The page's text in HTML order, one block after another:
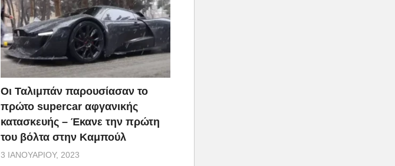
Οι Ταλιμπάν παρουσίασαν το
πρώτο supercar αφγανικής
κατασκευής – Έκανε την πρώτη
του βόλτα στην Καμπούλ
3 ΙΑΝΟΥΑΡΊΟΥ, 2023